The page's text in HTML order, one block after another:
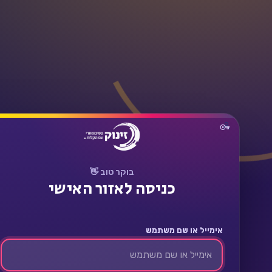
בוקר טוב 👋
כניסה לאזור האישי
אימייל או שם משתמש